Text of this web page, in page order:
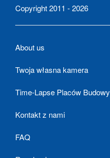
Copyright 2011 - 2026
About us
Twoja własna kamera
Time-Lapse Placów Budowy
Kontakt z nami
FAQ